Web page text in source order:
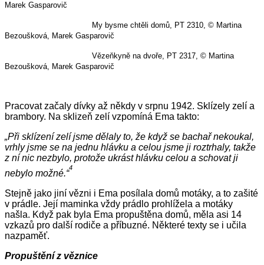
Marek Gasparovič
My bysme chtěli domů, PT 2310, © Martina
Bezoušková, Marek Gasparovič
Vězeňkyně na dvoře, PT 2317, © Martina
Bezoušková, Marek Gasparovič
Pracovat začaly dívky až někdy v srpnu 1942. Sklízely zelí a
brambory. Na sklizeň zelí vzpomíná Ema takto:
„Při sklízení zelí jsme dělaly to, že když se bachař nekoukal,
vrhly jsme se na jednu hlávku a celou jsme ji roztrhaly, takže
z ní nic nezbylo, protože ukrást hlávku celou a schovat ji
nebylo možné.“
4
Stejně jako jiní vězni i Ema posílala domů motáky, a to zašité
v prádle. Její maminka vždy prádlo prohlížela a motáky
našla. Když pak byla Ema propuštěna domů, měla asi 14
vzkazů pro další rodiče a příbuzné. Některé texty se i učila
nazpaměť.
Propuštění z věznice